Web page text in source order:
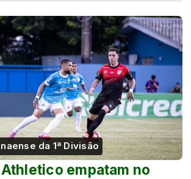
da 1ª Divisão
empatam no